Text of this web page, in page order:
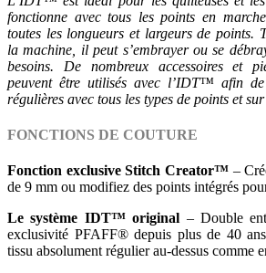
fonctionne avec tous les points en
toutes les longueurs et largeurs de points.
la machine, il peut s’embrayer ou se
besoins. De nombreux accessoires et
peuvent être utilisés avec l’IDT™ afin
régulières avec tous les types de points et
FONCTIONS DE COUTURE
Fonction exclusive Stitch Creator™–
de 9 mm ou modifiez des points intégrés
Le système IDT™ original – Double
exclusivité PFAFF® depuis plus de 40
tissu absolument régulier au-dessus comme